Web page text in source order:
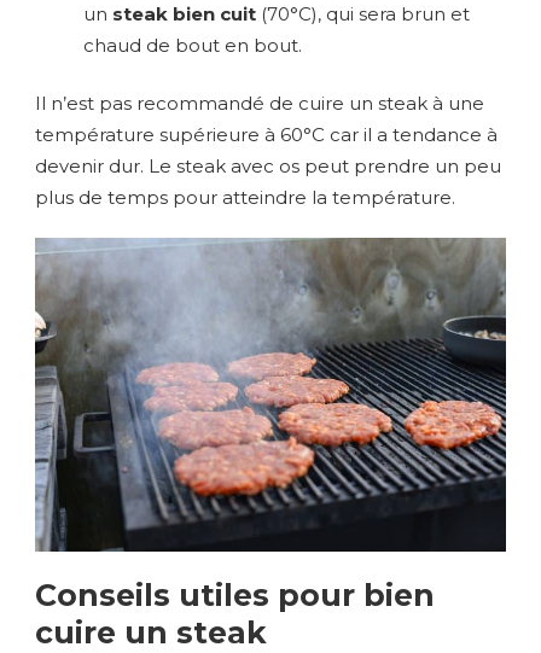
un steak bien cuit (70°C), qui sera brun et
chaud de bout en bout.
Il n’est pas recommandé de cuire un steak à une
température supérieure à 60°C car il a tendance à
devenir dur. Le steak avec os peut prendre un peu
plus de temps pour atteindre la température.
Conseils utiles pour bien
cuire un steak